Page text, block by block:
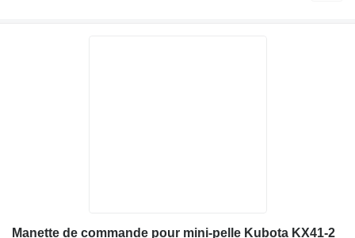
Manette de commande pour mini-pelle Kubota KX41-2